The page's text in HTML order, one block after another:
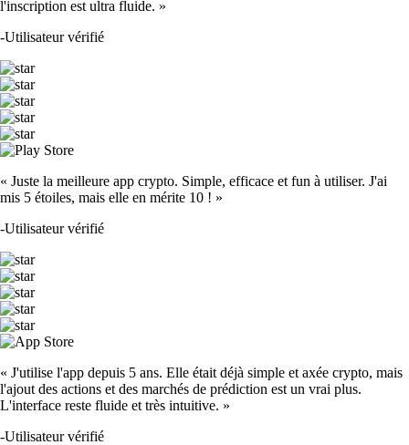
l'inscription est ultra fluide. »
-Utilisateur vérifié
« Juste la meilleure app crypto. Simple, efficace et fun à utiliser. J'ai
mis 5 étoiles, mais elle en mérite 10 ! »
-Utilisateur vérifié
« J'utilise l'app depuis 5 ans. Elle était déjà simple et axée crypto, mais
l'ajout des actions et des marchés de prédiction est un vrai plus.
L'interface reste fluide et très intuitive. »
-Utilisateur vérifié